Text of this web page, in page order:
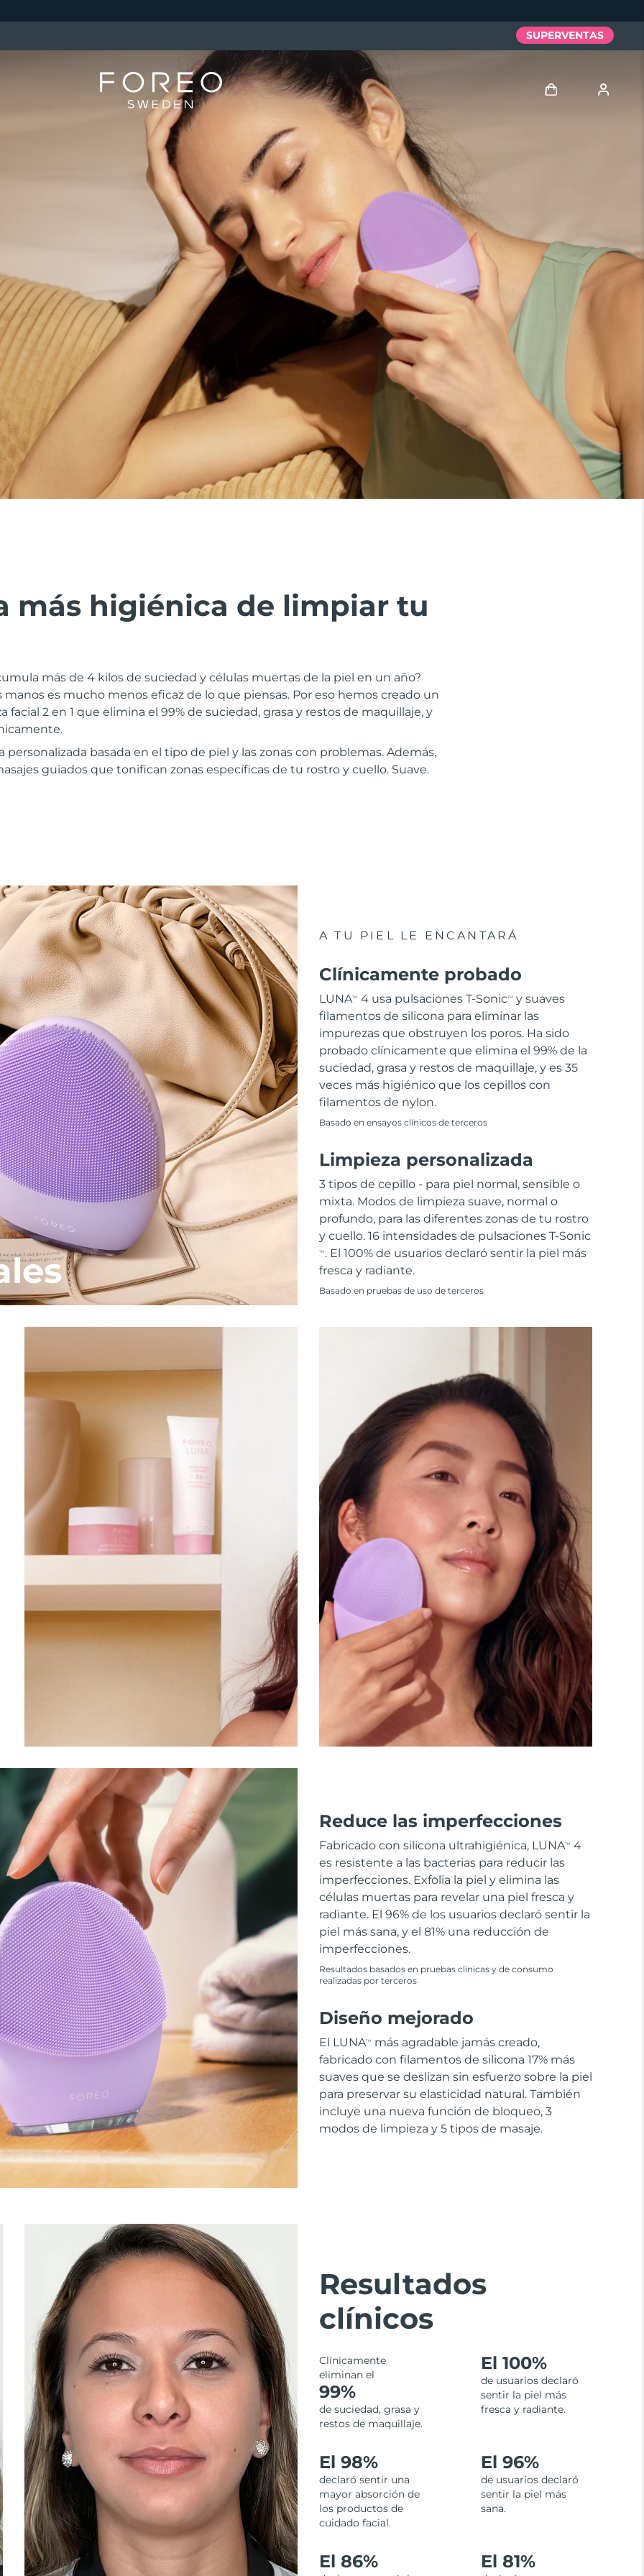
más higiénica de limpiar tu
más de 4 kilos de suciedad y células muertas de la piel en un año?
es mucho menos eficaz de lo que piensas. Por eso hemos creado un
facial 2 en 1 que elimina el 99% de suciedad, grasa y restos de maquillaje, y
personalizada basada en el tipo de piel y las zonas con problemas. Además,
guiados que tonifican zonas específicas de tu rostro y cuello. Suave.
A TU PIEL LE ENCANTARÁ
Clínicamente probado
LUNATM 4 usa pulsaciones T-SonicTM
y suaves
filamentos de silicona para eliminar las
impurezas que obstruyen los poros. Ha sido
probado clínicamente que elimina el 99% de la
suciedad, grasa y restos de maquillaje, y es 35
veces más higiénico que los cepillos con
filamentos de nylon.
Basado en ensayos clínicos de terceros
Limpieza personalizada
3 tipos de cepillo - para piel normal, sensible o
mixta. Modos de limpieza suave, normal o
profundo, para las diferentes zonas de tu rostro
y cuello. 16 intensidades de pulsaciones T-Sonic
TM . El 100% de usuarios declaró sentir la piel más
fresca y radiante.
Basado en pruebas de uso de terceros
Reduce las imperfecciones
Fabricado con silicona ultrahigiénica, LUNATM
4
es resistente a las bacterias para reducir las
imperfecciones. Exfolia la piel y elimina las
células muertas para revelar una piel fresca y
radiante. El 96% de los usuarios declaró sentir la
piel más sana, y el 81% una reducción de
imperfecciones.
Resultados basados en pruebas clínicas y de consumo
realizadas por terceros
Diseño mejorado
El LUNATM
más agradable jamás creado,
fabricado con filamentos de silicona 17% más
suaves que se deslizan sin esfuerzo sobre la piel
para preservar su elasticidad natural. También
incluye una nueva función de bloqueo, 3
modos de limpieza y 5 tipos de masaje.
Resultados
clínicos
Clínicamente
eliminan el
99%
de suciedad, grasa y
restos de maquillaje.
El 100%
de usuarios declaró
sentir la piel más
fresca y radiante.
El 98%
declaró sentir una
mayor absorción de
los productos de
cuidado facial.
El 96%
de usuarios declaró
sentir la piel más
sana.
El 86% El 81%
SUPERVENTAS
Mis pedidos
Mis direcciones
Mis suscripciones